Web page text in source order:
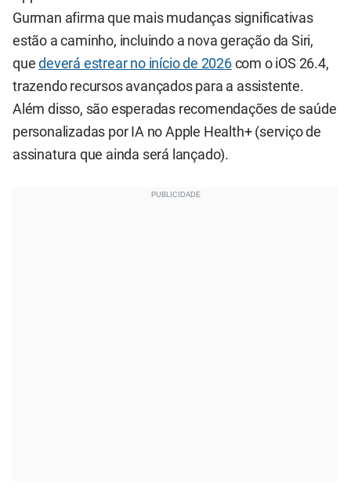
Gurman afirma que mais mudanças significativas
estão a caminho, incluindo a nova geração da Siri,
quedeverá estrear no início de 2026com o iOS 26.4,
trazendo recursos avançados para a assistente.
Além disso, são esperadas recomendações de saúde
personalizadas por IA no Apple Health+ (serviço de
assinatura que ainda será lançado).